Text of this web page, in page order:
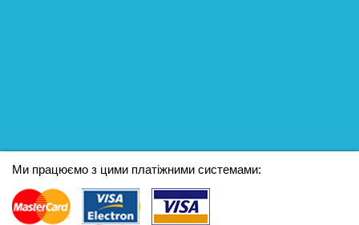
Ми працюємо з цими платіжними системами: